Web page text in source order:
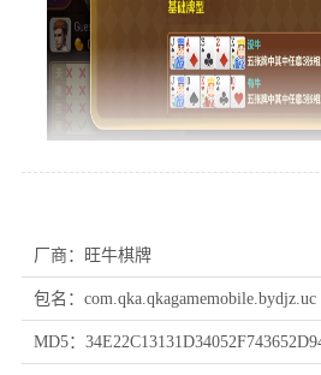
旺牛棋牌用户评价
1、他们是真实奖金的PK，快速创建一
术设计，在这里全靠自己的卡牌技巧。
十级安全防护系统装置全面保护。
厂商：旺牛棋牌
包名：com.qka.qkagamemobile.bydjz.uc
MD5：